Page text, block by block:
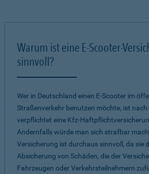
Warum ist eine E-Scooter-
sinnvoll?
Wer in Deutschland einen E-Scooter im
Straßenverkehr benutzen möchte, ist nach
verpflichtet eine Kfz-
Andernfalls würde man sich strafbar
Versicherung ist durchaus sinnvoll, da sie
Absicherung von Schäden, die der
Fahrzeugen oder Verkehrsteilnehmern